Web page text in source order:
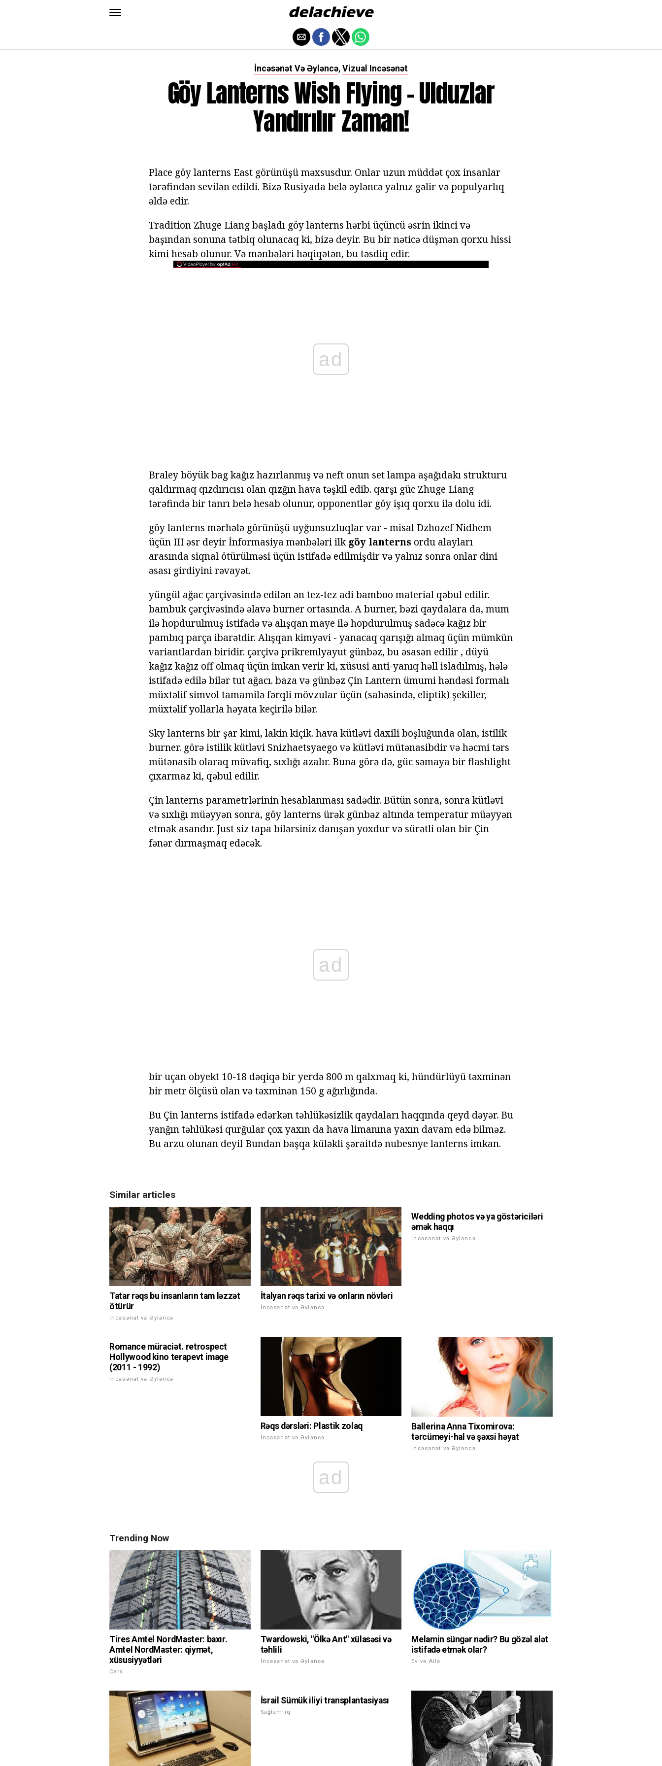
İncəsənət Və Əyləncə, Vizual Incəsənət
Göy Lanterns Wish Flying - Ulduzlar
Yandırılır Zaman!
Place göy lanterns East görünüşü məxsusdur. Onlar uzun müddət çox insanlar
tərəfindən sevilən edildi. Bizə Rusiyada belə əyləncə yalnız gəlir və populyarlıq
əldə edir.
Tradition Zhuge Liang başladı göy lanterns hərbi üçüncü əsrin ikinci və
başından sonuna tətbiq olunacaq ki, bizə deyir. Bu bir nəticə düşmən qorxu hissi
kimi hesab olunur. Və mənbələri həqiqətən, bu təsdiq edir.
ad
Braley böyük bag kağız hazırlanmış və neft onun set lampa aşağıdakı strukturu
qaldırmaq qızdırıcısı olan qızğın hava təşkil edib. qarşı güc Zhuge Liang
tərəfində bir tanrı belə hesab olunur, opponentlər göy işıq qorxu ilə dolu idi.
göy lanterns mərhələ görünüşü uyğunsuzluqlar var - misal Dzhozef Nidhem
üçün III əsr deyir İnformasiya mənbələri ilk göy lanterns ordu alayları
arasında siqnal ötürülməsi üçün istifadə edilmişdir və yalnız sonra onlar dini
əsası girdiyini rəvayət.
yüngül ağac çərçivəsində edilən ən tez-tez adi bamboo material qəbul edilir.
bambuk çərçivəsində əlavə burner ortasında. A burner, bəzi qaydalara da, mum
ilə hopdurulmuş istifadə və alışqan maye ilə hopdurulmuş sadəcə kağız bir
pambıq parça ibarətdir. Alışqan kimyəvi - yanacaq qarışığı almaq üçün mümkün
variantlardan biridir. çərçivə prikremlyayut günbəz, bu əsasən edilir , düyü
kağız kağız off olmaq üçün imkan verir ki, xüsusi anti-yanıq həll isladılmış, hələ
istifadə edilə bilər tut ağacı. baza və günbəz Çin Lantern ümumi həndəsi formalı
müxtəlif simvol tamamilə fərqli mövzular üçün (sahəsində, eliptik) şekiller,
müxtəlif yollarla həyata keçirilə bilər.
Sky lanterns bir şar kimi, lakin kiçik. hava kütləvi daxili boşluğunda olan, istilik
burner. görə istilik kütləvi Snizhaetsyaego və kütləvi mütənasibdir və həcmi tərs
mütənasib olaraq müvafiq, sıxlığı azalır. Buna görə də, güc səmaya bir flashlight
çıxarmaz ki, qəbul edilir.
Çin lanterns parametrlərinin hesablanması sadədir. Bütün sonra, sonra kütləvi
və sıxlığı müəyyən sonra, göy lanterns ürək günbəz altında temperatur müəyyən
etmək asandır. Just siz tapa bilərsiniz danışan yoxdur və sürətli olan bir Çin
fənər dırmaşmaq edəcək.
ad
bir uçan obyekt 10-18 dəqiqə bir yerdə 800 m qalxmaq ki, hündürlüyü təxminən
bir metr ölçüsü olan və təxminən 150 g ağırlığında.
Bu Çin lanterns istifadə edərkən təhlükəsizlik qaydaları haqqında qeyd dəyər. Bu
yanğın təhlükəsi qurğular çox yaxın da hava limanına yaxın davam edə bilməz.
Bu arzu olunan deyil Bundan başqa küləkli şəraitdə nubesnye lanterns imkan.
Similar articles
Tatar rəqs bu insanların tam ləzzət
ötürür
İncəsənət və Əyləncə
İtalyan rəqs tarixi və onların növləri
İncəsənət və Əyləncə
Wedding photos və ya göstəriciləri
əmək haqqı
İncəsənət və Əyləncə
Romance müraciət. retrospect
Hollywood kino terapevt image
(2011 - 1992)
İncəsənət və Əyləncə
Rəqs dərsləri: Plastik zolaq
İncəsənət və Əyləncə
Ballerina Anna Tixomirova:
tərcümeyi-hal və şəxsi həyat
İncəsənət və Əyləncə
ad
Trending Now
Tires Amtel NordMaster: baxır.
Amtel NordMaster: qiymət,
xüsusiyyətləri
Cars
Twardowski, "Ölkə Ant" xülasəsi və
təhlili
İncəsənət və Əyləncə
Melamin süngər nədir? Bu gözəl alət
istifadə etmək olar?
Ev və Ailə
İsrail Sümük iliyi transplantasiyası
Sağlamlıq